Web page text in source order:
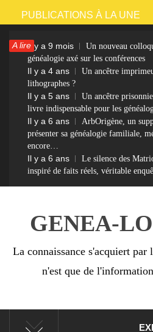
Passer
contenu
PUBLICATIONS À LA UNE
A lireIl y a 9 mois
Un nouveau
généalogie axé sur les conférences
Il y a 4 ans
Un ancêtre
lithographes ?
Il y a 5 ans
Un ancêtre
livre indispensable pour les
Il y a 6 ans
ArbOrigène, un
présenter sa généalogie familiale,
encore…
Il y a 6 ans
Le silence des
inspiré de faits réels, véritable
GENEA-
La connaissance s'acquiert par
n'est que de